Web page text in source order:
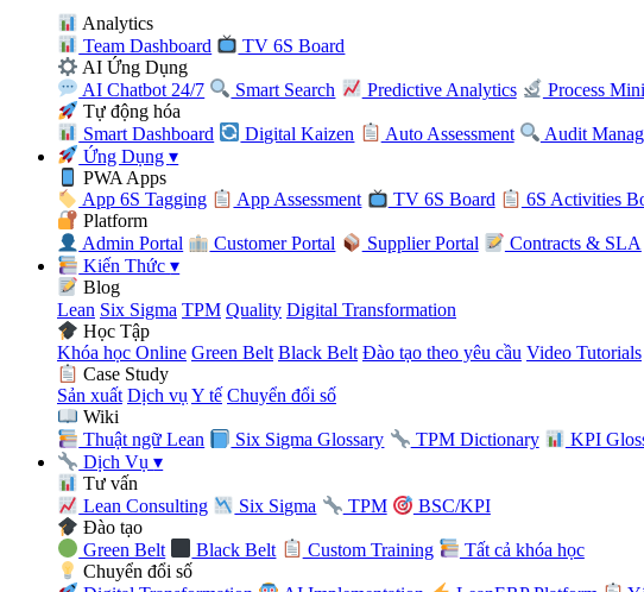
Analytics
Team Dashboard
TV 6S Board
AI Ứng Dụng
AI Chatbot 24/7
Smart Search Predictive Analytics Process
Tự động hóa
Smart Dashboard
Digital Kaizen Auto Assessment Audit
Ứng Dụng▾
PWA Apps
App 6S Tagging
App Assessment TV 6S Board
6S Activities
Platform
Admin Portal
Customer Portal Supplier Portal
Contracts & SLA
Kiến Thức▾
Blog
Lean Six Sigma TPM Quality Digital Transformation
Học Tập
Khóa học Online Green Belt Black Belt Đào tạo theo yêu cầu Video Tutorials
Case Study
Sản xuất Dịch vụ Y tế Chuyển đổi số
Wiki
Thuật ngữ Lean
Six Sigma Glossary TPM Dictionary KPI
Dịch Vụ▾
Tư vấn
Lean Consulting
Six Sigma TPM
BSC/KPI
Đào tạo
Green Belt
Black Belt Custom Training
Tất cả khóa học
Chuyển đổi số